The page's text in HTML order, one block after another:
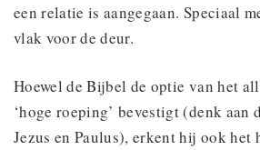
een relatie is aangegaan. Speciaal
vlak voor de deur.
Hoewel de Bijbel de optie van het
‘hoge roeping’ bevestigt (denk aan
Jezus en Paulus), erkent hij ook het